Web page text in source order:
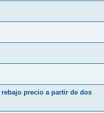
precio a partir de dos